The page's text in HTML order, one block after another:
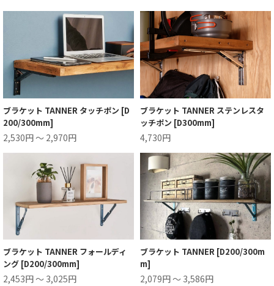
ブラケット TANNER タッチポン [D
200/300mm]
2,530円 ～ 2,970円
ブラケット TANNER ステンレスタ
ッチポン [D300mm]
4,730円
ブラケット TANNER フォールディ
ング [D200/300mm]
2,453円 ～ 3,025円
ブラケット TANNER [D200/300m
m]
2,079円 ～ 3,586円